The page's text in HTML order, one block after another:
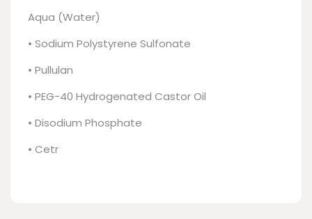
Aqua (Water)
• Sodium Polystyrene Sulfonate
• Pullulan
• PEG-40 Hydrogenated Castor Oil
• Disodium Phosphate
• Cetr